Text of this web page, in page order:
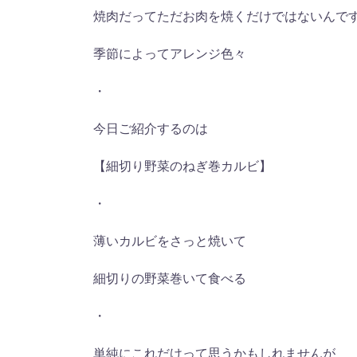
焼肉だってただお肉を焼くだけではないんで
季節によってアレンジ色々
・
今日ご紹介するのは
【細切り野菜のねぎ巻カルビ】
・
薄いカルビをさっと焼いて
細切りの野菜巻いて食べる
・
単純にこれだけって思うかもしれませんが